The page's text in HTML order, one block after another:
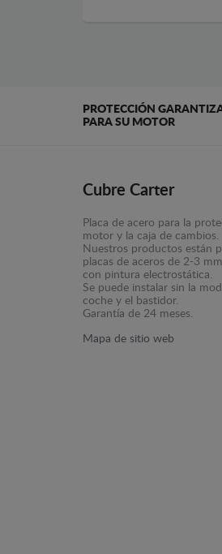
PROTECCIÓN
PARA SU MOTOR
Cubre Carter
Placa de acero para la
motor y la caja de cambios.
Nuestros productos están
placas de aceros de 2-3
con pintura electrostática.
Se puede instalar sin la
coche y el bastidor.
Garantía de 24 meses.
Mapa de sitio web